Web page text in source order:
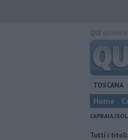
TOSCANA
Home
CAPRAIA
Tutti i titoli:
Parco eolico in mare,